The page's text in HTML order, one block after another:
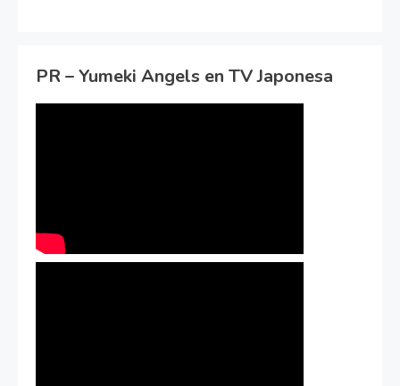
PR – Yumeki Angels en TV Japonesa